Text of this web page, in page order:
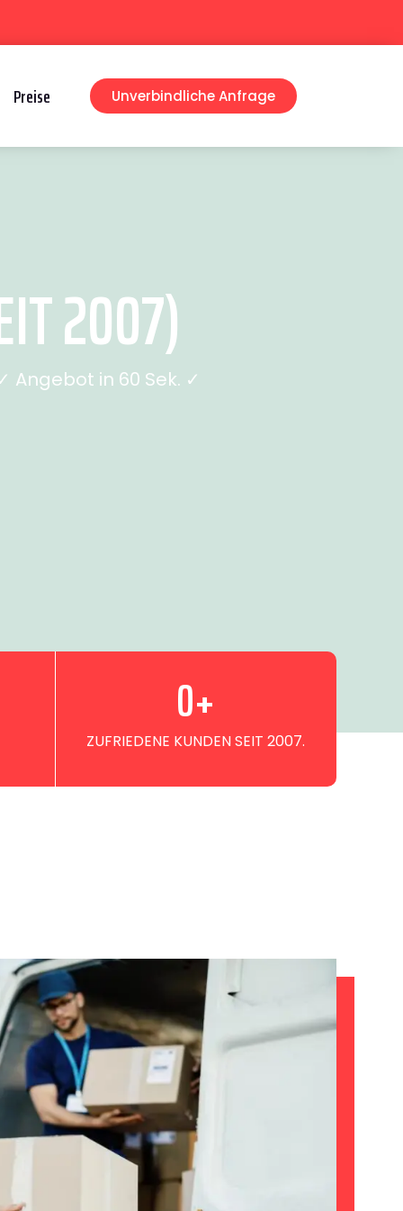
Preise Unverbindliche Anfrage
2007)
Angebot in 60 Sek. ✓
ZUFRIEDENE KUNDEN SEIT 2007.
0+